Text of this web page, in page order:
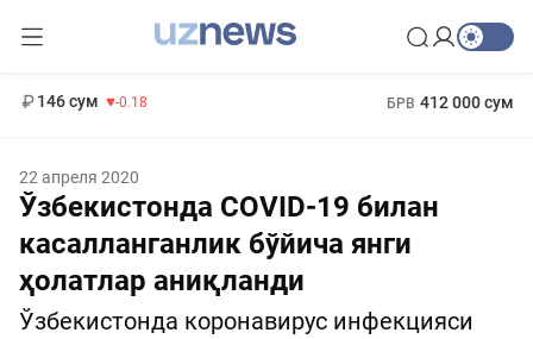
146 сум -0.18 БРВ 412 000 сум
22 апреля 2020
Ўзбекистонда COVID-19 билан
касалланганлик бўйича янги
ҳолатлар аниқланди
Ўзбекистонда коронавирус инфекцияси